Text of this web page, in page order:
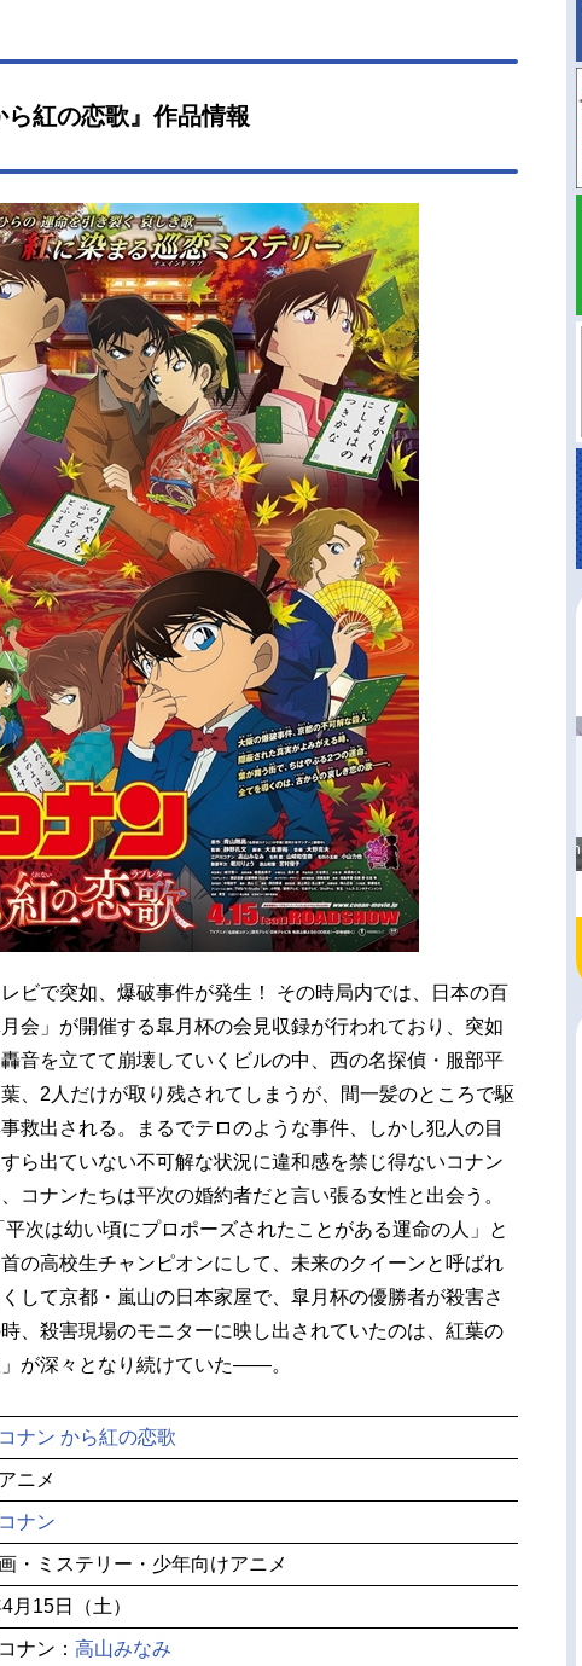
ら紅の恋歌』作品情報
ビで突如、爆破事件が発生！ その時局内では、日本の百
会」が開催する皐月杯の会見収録が行われており、突如
音を立てて崩壊していくビルの中、西の名探偵・服部平
、2人だけが取り残されてしまうが、間一髪のところで駆
救出される。まるでテロのような事件、しかし犯人の目
ら出ていない不可解な状況に違和感を禁じ得ないコナン
コナンたちは平次の婚約者だと言い張る女性と出会う。
次は幼い頃にプロポーズされたことがある運命の人」と
の高校生チャンピオンにして、未来のクイーンと呼ばれ
して京都・嵐山の日本家屋で、皐月杯の優勝者が殺害さ
、殺害現場のモニターに映し出されていたのは、紅葉の
が深々となり続けていた――。
ナン から紅の恋歌
ニメ
ナン
・ミステリー・少年向けアニメ
月15日（土）
ナン： 高山みなみ
高橋美紀のおんぷの気持ち
♪ in アニメイトタイムズ
radio 大直会 2nd season